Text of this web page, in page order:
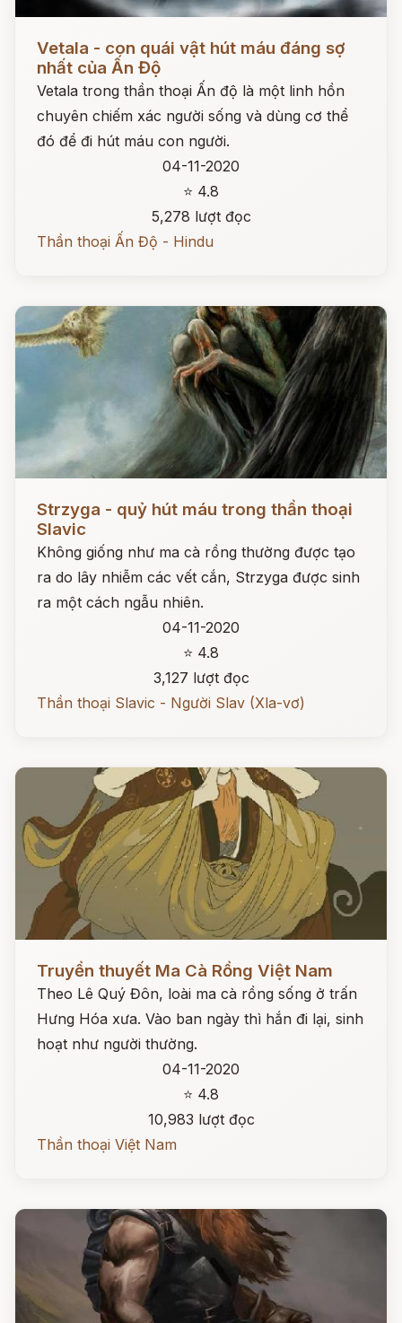
Vetala - con quái vật hút máu đáng sợ
nhất của Ấn Độ
Vetala trong thần thoại Ấn độ là một linh hồn
chuyên chiếm xác người sống và dùng cơ thể
đó để đi hút máu con người.
04-11-2020
⭐ 4.8
5,278 lượt đọc
Thần thoại Ấn Độ - Hindu
Strzyga - quỷ hút máu trong thần thoại
Slavic
Không giống như ma cà rồng thường được tạo
ra do lây nhiễm các vết cắn, Strzyga được sinh
ra một cách ngẫu nhiên.
04-11-2020
⭐ 4.8
3,127 lượt đọc
Thần thoại Slavic - Người Slav (Xla-vơ)
Đọc ngay
Truyền thuyết Ma Cà Rồng Việt Nam
Theo Lê Quý Đôn, loài ma cà rồng sống ở trấn
Hưng Hóa xưa. Vào ban ngày thì hắn đi lại, sinh
hoạt như người thường.
04-11-2020
⭐ 4.8
10,983 lượt đọc
Thần thoại Việt Nam